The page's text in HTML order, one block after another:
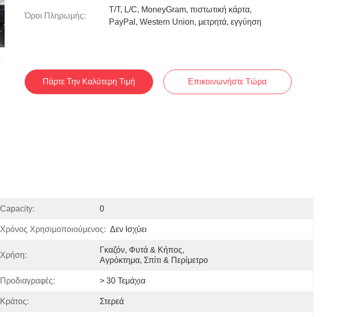
Όροι Πληρωμής:
Τ/Τ, L/C, MoneyGram, πιστωτική κάρτα,
PayPal, Western Union, μετρητά, εγγύηση
Πάρτε Την Καλύτερη Τιμή Επικοινωνήστε Τώρα
Capacity: 0
Χρόνος Χρησιμοποιούμενος: Δεν Ισχύει
Χρήση:
Γκαζόν, Φυτά & Κήπος,
Αγρόκτημα, Σπίτι & Περίμετρο
Προδιαγραφές: > 30 Τεμάχια
Κράτος: Στερεά